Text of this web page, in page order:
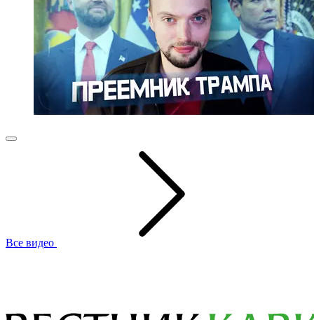
Все видео